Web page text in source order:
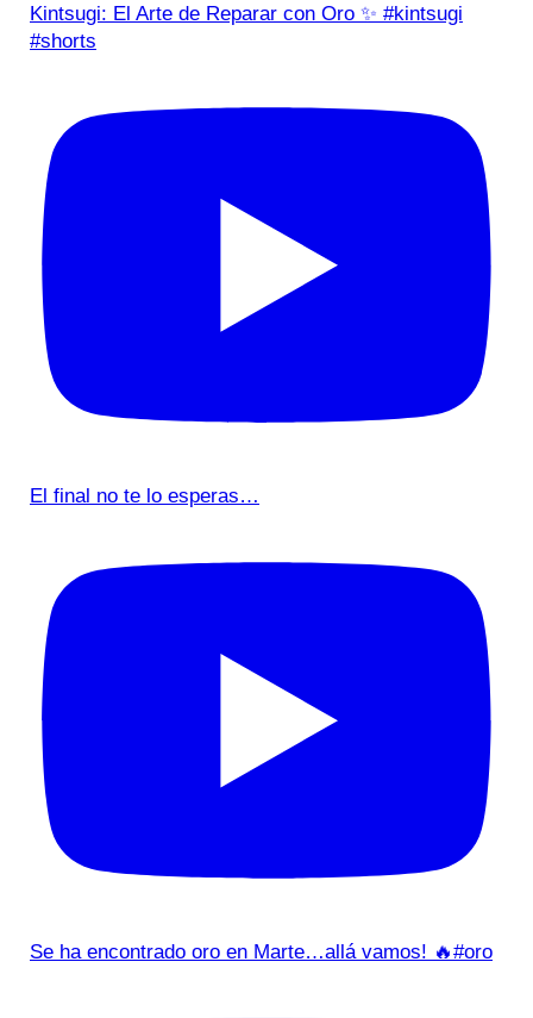
Kintsugi: El Arte de Reparar con Oro ✨ #kintsugi
#shorts
El final no te lo esperas…
Se ha encontrado oro en Marte…allá vamos! 🔥#oro